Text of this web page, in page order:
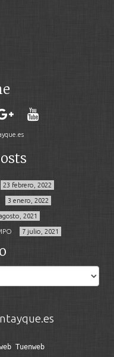
23 febrero, 2022
3 enero, 2022
2021
7 julio, 2021
Tuenweb